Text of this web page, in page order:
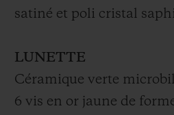
satiné et poli cristal
LUNETTE
Céramique verte
6 vis en or jaune de